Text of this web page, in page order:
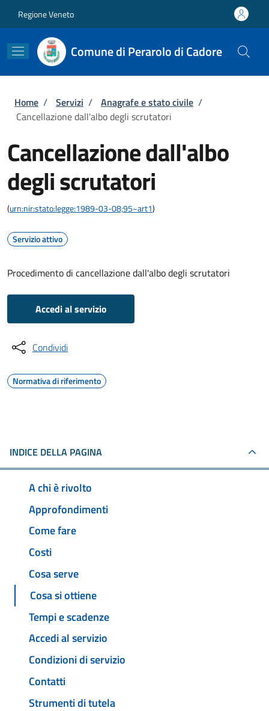
Regione Veneto
Comune di Perarolo di Cadore
Briciole di pane
Home / Servizi / Anagrafe e stato civile /
Cancellazione dall'albo degli scrutatori
Cancellazione dall'albo
degli scrutatori
(urn:nir:stato:legge:1989-03-08;95~art1)
Servizio attivo
Procedimento di cancellazione dall'albo degli scrutatori
Accedi al servizio
Condividi
Normativa di riferimento
INDICE DELLA PAGINA
A chi è rivolto
Approfondimenti
Come fare
Costi
Cosa serve
Cosa si ottiene
Tempi e scadenze
Accedi al servizio
Condizioni di servizio
Contatti
Strumenti di tutela